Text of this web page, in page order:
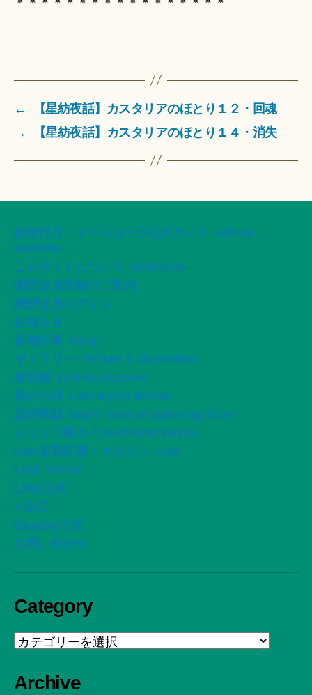
＊＊＊＊＊＊＊＊＊＊＊＊＊＊＊＊＊
←
【星紡夜話】カスタリアのほとり１２・回魂
→
【星紡夜話】カスタリアのほとり１４・消失
船智日月・イリスカーラ公式サイト -official
Website-
このサイトについて -ArtWorks-
購読会員登録のご案内
購読会員ログイン
お知らせ
新着記事 -Blog-
ギャラリー -Picture & Illustration-
桜荘園 -Doll Realization-
風の小径 -LiteraryArt Works-
星紡夜話 -Night Tales of Spinning Stars-
ショップ案内 -CreativeArt Works-
note有料記事・マガジン -note
LINE VOOM
LINE公式
X公式
Bluesky公式
お問い合わせ
Category
Category
Archive